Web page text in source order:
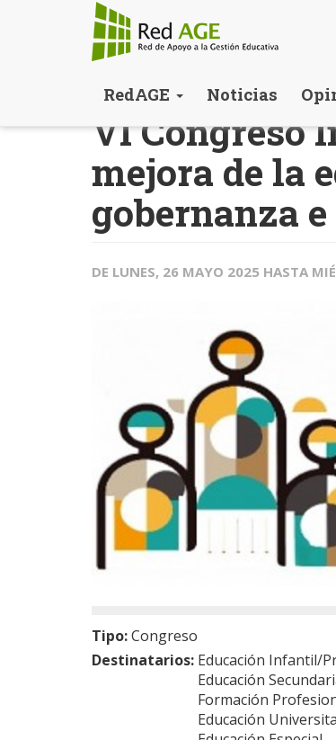
contenido
RedAGE Noticias
VI Congreso
mejora de la
gobernanza
DE LUNES, 26 MAYO 2025 HASTA
Tipo:Congreso
Destinatarios: Educación Infantil/
Educación
Formación
Educación